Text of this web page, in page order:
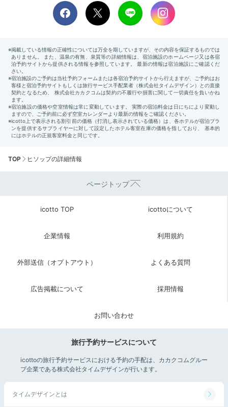
TOP ヒソップの詳細情報
ページトップ
icotto TOP icottoについて
企業情報 利用規約
外部送信（オプトアウト） よくある質問
広告掲載について 採用情報
お問い合わせ
旅行予約サービスについて
icottoの旅行予約サービスにおける予約の手配は、カカクコムグルー
プ企業である株式会社タイムデザインが行います。
タイムデザインとは